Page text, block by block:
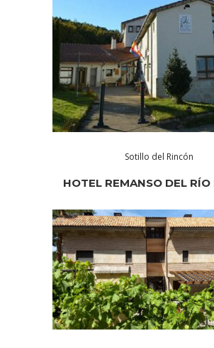
Sotillo del Rincón
HOTEL REMANSO DEL RÍO